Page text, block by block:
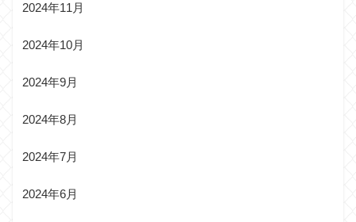
2024年11月
2024年10月
2024年9月
2024年8月
2024年7月
2024年6月